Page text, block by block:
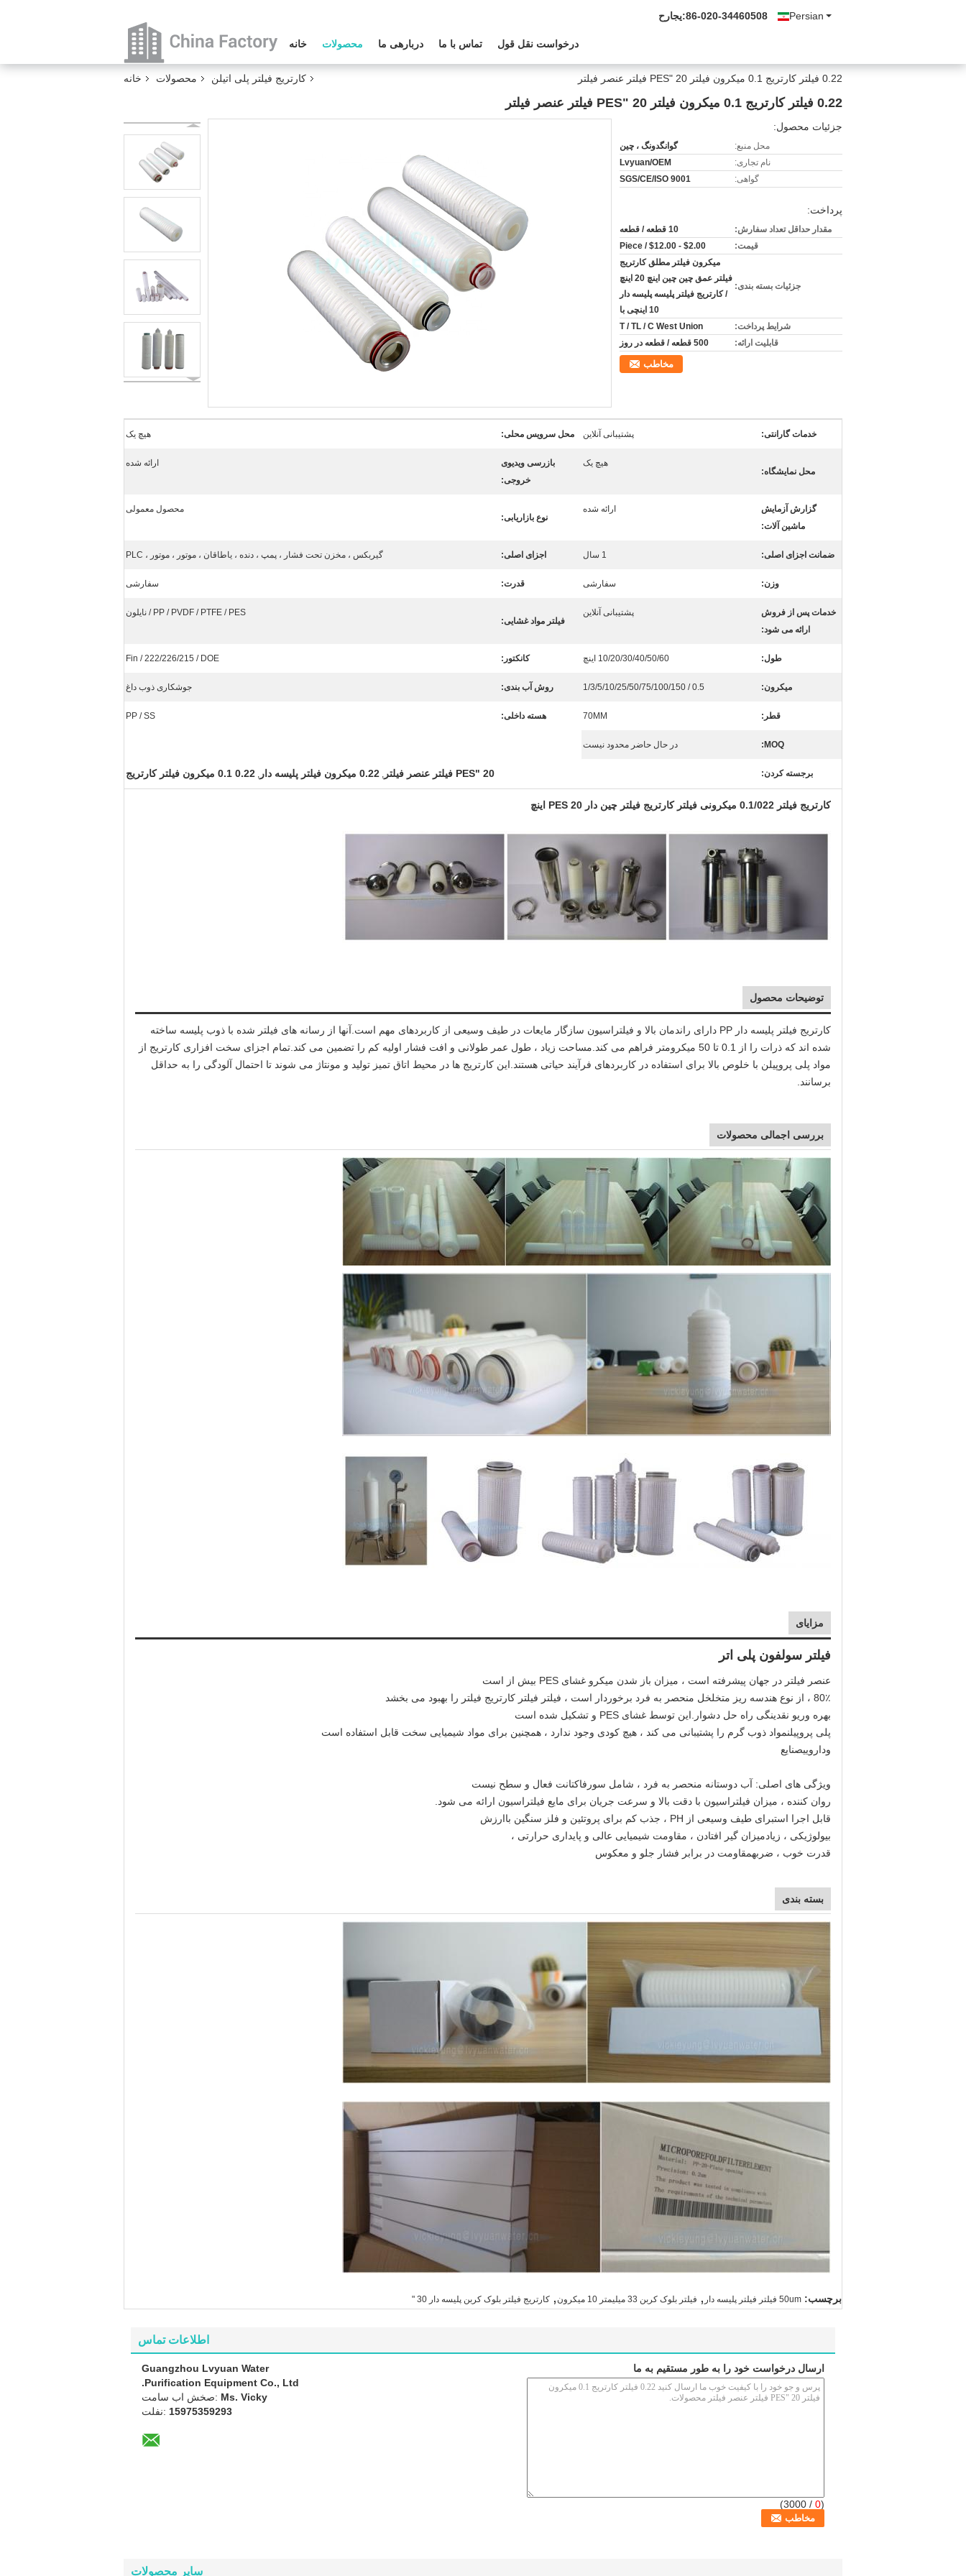
Persian حراجی:86-020-34460508
خانه محصولات دربارهی ما تماس با ما درخواست نقل قول
خانه محصولات کارتریج فیلتر پلی اتیلن 0.22 فیلتر کارتریج 0.1 میکرون فیلتر 20 "PES فیلتر عنصر فیلتر
0.22 فیلتر کارتریج 0.1 میکرون فیلتر 20 "PES فیلتر عنصر فیلتر
جزئیات محصول:
محل منبع:
گوانگدونگ ، چین
نام تجاری:
Lvyuan/OEM
گواهی:
SGS/CE/ISO 9001
پرداخت:
مقدار حداقل تعداد سفارش:
10 قطعه / قطعه
قیمت:
$2.00 - $12.00 / Piece
جزئیات بسته بندی:
میکرون فیلتر مطلق کارتریج
فیلتر عمق چین چین اینچ 20 اینچ
/ کارتریج فیلتر پلیسه پلیسه دار
10 اینچی با
شرایط پرداخت:
T / TL / C West Union
قابلیت ارائه:
500 قطعه / قطعه در روز
مخاطب
خدمات گارانتی: پشتیبانی آنلاین محل سرویس محلی: هیچ یک
محل نمایشگاه:
هیچ یک
بازرسی ویدیوی
خروجی:
ارائه شده
گزارش آزمایش
ماشین آلات:
ارائه شده
نوع بازاریابی:
محصول معمولی
ضمانت اجزای اصلی: 1 سال اجزای اصلی: گیربکس ، مخزن تحت فشار ، پمپ ، دنده ، یاطاقان ، موتور ، موتور ، PLC
وزن: سفارشی قدرت: سفارشی
خدمات پس از فروش
ارائه می شود:
پشتیبانی آنلاین
فیلتر مواد غشایی:
PP / PVDF / PTFE / PES / نایلون
طول: 10/20/30/40/50/60 اینچ کانکتور: Fin / 222/226/215 / DOE
میکرون: 0.5 / 1/3/5/10/25/50/75/100/150 روش آب بندی: جوشکاری ذوب داغ
قطر: 70MM هسته داخلی: PP / SS
MOQ: در حال حاضر محدود نیست
برجسته کردن: 20 "PES فیلتر عنصر فیلتر , 0.22 میکرون فیلتر پلیسه دار , 0.22 0.1 میکرون فیلتر کارتریج
کارتریج فیلتر 0.1/022 میکرونی فیلتر کارتریج فیلتر چین دار PES 20 اینچ
توضیحات محصول
کارتریج فیلتر پلیسه دار PP دارای راندمان بالا و فیلتراسیون سازگار مایعات در طیف وسیعی از کاربردهای مهم است.آنها از رسانه های فیلتر شده با ذوب پلیسه ساخته
شده اند که ذرات را از 0.1 تا 50 میکرومتر فراهم می کند.مساحت زیاد ، طول عمر طولانی و افت فشار اولیه کم را تضمین می کند.تمام اجزای سخت افزاری کارتریج از
مواد پلی پروپیلن با خلوص بالا برای استفاده در کاربردهای فرآیند حیاتی هستند.این کارتریج ها در محیط اتاق تمیز تولید و مونتاژ می شوند تا احتمال آلودگی را به حداقل
برسانند.
بررسی اجمالی محصولات
مزایای
فیلتر سولفون پلی اتر
عنصر فیلتر در جهان پیشرفته است ، میزان باز شدن میکرو غشای PES بیش از است
80٪ ، از نوع هندسه ریز متخلخل منحصر به فرد برخوردار است ، فیلتر فیلتر کارتریج فیلتر را بهبود می بخشد
بهره وریو نقدینگی راه حل دشوار.این توسط غشای PES و تشکیل شده است
پلی پروپیلنمواد ذوب گرم را پشتیبانی می کند ، هیچ کودی وجود ندارد ، همچنین برای مواد شیمیایی سخت قابل استفاده است
وداروییصنایع
ویژگی های اصلی: آب دوستانه منحصر به فرد ، شامل سورفاکتانت فعال و سطح نیست
روان کننده ، میزان فیلتراسیون با دقت بالا و سرعت جریان برای مایع فیلتراسیون ارائه می شود.
قابل اجرا استبرای طیف وسیعی از PH ، جذب کم برای پروتئین و فلز سنگین باارزش
بیولوژیکی ، زیادمیزان گیر افتادن ، مقاومت شیمیایی عالی و پایداری حرارتی ،
قدرت خوب ، ضربهمقاومت در برابر فشار جلو و معکوس
بسته بندی
برچسب: 50um فیلتر فیلتر پلیسه دار , فیلتر بلوک کربن 33 میلیمتر 10 میکرون , کارتریج فیلتر بلوک کربن پلیسه دار 30 "
اطلاعات تماس
Guangzhou Lvyuan Water
Purification Equipment Co., Ltd.
تماس با شخص: Ms. Vicky
تلفن: 15975359293
ارسال درخواست خود را به طور مستقیم به ما
(
0
/ 3000)
سایر محصولات